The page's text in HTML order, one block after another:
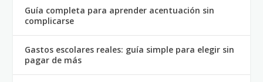
Guía completa para aprender acentuación sin
complicarse
Gastos escolares reales: guía simple para elegir sin
pagar de más